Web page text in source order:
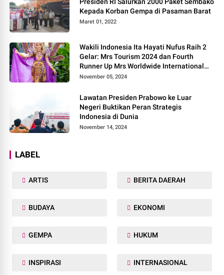
Kepada Korban Gempa di Pasaman Barat
Maret 01, 2022
Wakili Indonesia Ita Hayati Nufus Raih 2
Gelar: Mrs Tourism 2024 dan Fourth
Runner Up Mrs Worldwide International
2024, di Pemilihan Mrs Worldwide 2024
November 05, 2024
Lawatan Presiden Prabowo ke Luar
Negeri Buktikan Peran Strategis
Indonesia di Dunia
November 14, 2024
LABEL
ARTIS BERITA DAERAH
BUDAYA EKONOMI
GEMPA HUKUM
INSPIRASI INTERNASIONAL